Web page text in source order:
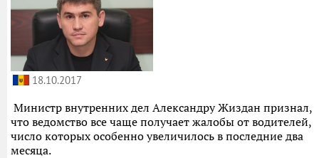
18.10.2017
Министр внутренних дел Александру Жиздан признал,
что ведомство все чаще получает жалобы от водителей,
число которых особенно увеличилось в последние два
месяца.